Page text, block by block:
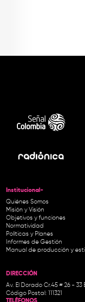
Institucional-
Quiénes Somos
Misión y Visión
Objetivos y funciones
Normatividad
Políticas y Planes
Informes de Gestión
Manual de producción y
DIRECCIÓN
Av. El Dorado Cr.45 # 26 -
Código Postal: 111321